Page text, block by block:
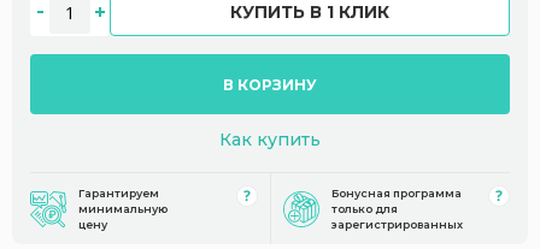
КУПИТЬ В 1 КЛИК
В КОРЗИНУ
Как купить
Гарантируем
минимальную
цену
Бонусная программа
только для
зарегистрированных